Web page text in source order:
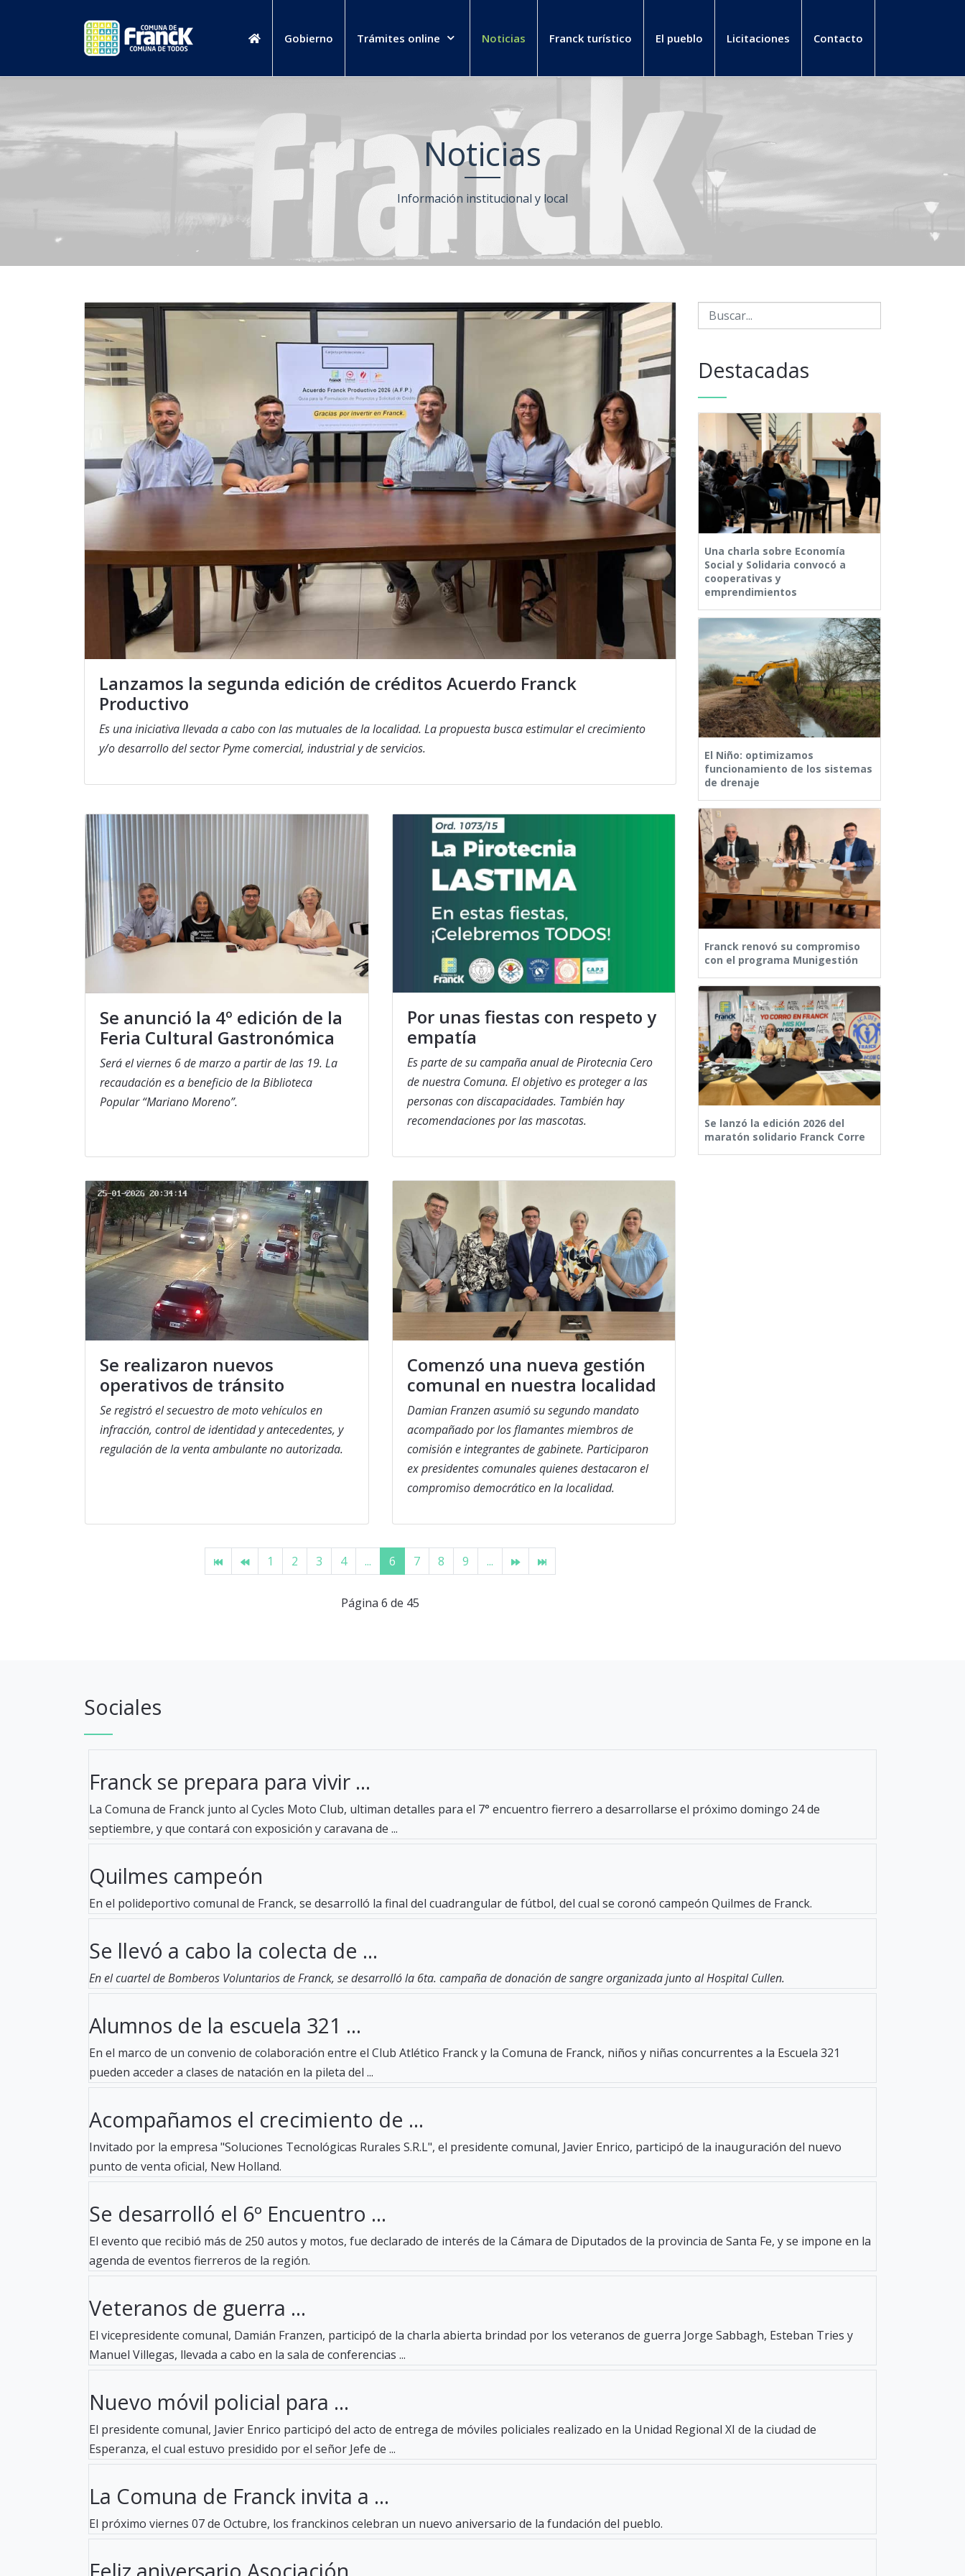
Gobierno Trámites online Noticias Franck turístico El pueblo Licitaciones Contacto
Noticias
Información institucional y local
Lanzamos la segunda edición de créditos Acuerdo Franck
Productivo
Es una iniciativa llevada a cabo con las mutuales de la localidad. La propuesta busca estimular el crecimiento
y/o desarrollo del sector Pyme comercial, industrial y de servicios.
Se anunció la 4º edición de la
Feria Cultural Gastronómica
Será el viernes 6 de marzo a partir de las 19. La
recaudación es a beneficio de la Biblioteca
Popular “Mariano Moreno”.
Por unas fiestas con respeto y
empatía
Es parte de su campaña anual de Pirotecnia Cero
de nuestra Comuna. El objetivo es proteger a las
personas con discapacidades. También hay
recomendaciones por las mascotas.
Se realizaron nuevos
operativos de tránsito
Se registró el secuestro de moto vehículos en
infracción, control de identidad y antecedentes, y
regulación de la venta ambulante no autorizada.
Comenzó una nueva gestión
comunal en nuestra localidad
Damian Franzen asumió su segundo mandato
acompañado por los flamantes miembros de
comisión e integrantes de gabinete. Participaron
ex presidentes comunales quienes destacaron el
compromiso democrático en la localidad.
1 2 3 4 ... 6 7 8 9 ...
Página 6 de 45
Destacadas
Una charla sobre Economía
Social y Solidaria convocó a
cooperativas y
emprendimientos
El Niño: optimizamos
funcionamiento de los sistemas
de drenaje
Franck renovó su compromiso
con el programa Munigestión
Se lanzó la edición 2026 del
maratón solidario Franck Corre
Sociales
Franck se prepara para vivir ...
La Comuna de Franck junto al Cycles Moto Club, ultiman detalles para el 7° encuentro fierrero a desarrollarse el próximo domingo 24 de
septiembre, y que contará con exposición y caravana de ...
Quilmes campeón
En el polideportivo comunal de Franck, se desarrolló la final del cuadrangular de fútbol, del cual se coronó campeón Quilmes de Franck.
Se llevó a cabo la colecta de ...
En el cuartel de Bomberos Voluntarios de Franck, se desarrolló la 6ta. campaña de donación de sangre organizada junto al Hospital Cullen.
Alumnos de la escuela 321 ...
En el marco de un convenio de colaboración entre el Club Atlético Franck y la Comuna de Franck, niños y niñas concurrentes a la Escuela 321
pueden acceder a clases de natación en la pileta del ...
Acompañamos el crecimiento de ...
Invitado por la empresa "Soluciones Tecnológicas Rurales S.R.L", el presidente comunal, Javier Enrico, participó de la inauguración del nuevo
punto de venta oficial, New Holland.
Se desarrolló el 6º Encuentro ...
El evento que recibió más de 250 autos y motos, fue declarado de interés de la Cámara de Diputados de la provincia de Santa Fe, y se impone en la
agenda de eventos fierreros de la región.
Veteranos de guerra ...
El vicepresidente comunal, Damián Franzen, participó de la charla abierta brindad por los veteranos de guerra Jorge Sabbagh, Esteban Tries y
Manuel Villegas, llevada a cabo en la sala de conferencias ...
Nuevo móvil policial para ...
El presidente comunal, Javier Enrico participó del acto de entrega de móviles policiales realizado en la Unidad Regional XI de la ciudad de
Esperanza, el cual estuvo presidido por el señor Jefe de ...
La Comuna de Franck invita a ...
El próximo viernes 07 de Octubre, los franckinos celebran un nuevo aniversario de la fundación del pueblo.